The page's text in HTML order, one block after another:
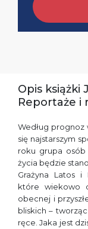
Opis książki
Reportaże i
Według prognoz
się najstarszym
roku grupa
życia będzie
Grażyna Latos i
które wiekowo
obecnej i
bliskich –
ręce. Jaka jest